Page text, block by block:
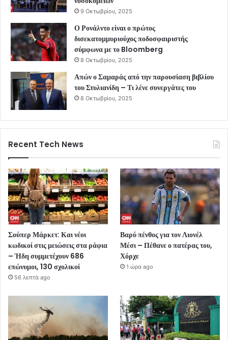
9 Οκτωβρίου, 2025
Ο Ρονάλντο είναι ο πρώτος
δισεκατομμυριούχος ποδοσφαιριστής
σύμφωνα με το Bloomberg
8 Οκτωβρίου, 2025
Απών ο Σαμαράς από την παρουσίαση βιβλίου
του Στυλιανίδη – Τι λένε συνεργάτες του
8 Οκτωβρίου, 2025
Recent Tech News
Σούπερ Μάρκετ: Και νέοι
κωδικοί στις μειώσεις στα ράφια
– Ήδη συμμετέχουν 686
επώνυμοι, 130 σχολικοί
56 λεπτά ago
Βαρύ πένθος για τον Λιονέλ
Μέσι – Πέθανε ο πατέρας του,
Χόρχε
1 ώρα ago